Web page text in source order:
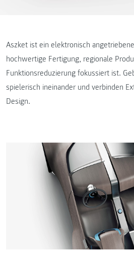
Aszket ist ein elektronisch
hochwertige Fertigung, regionale
Funktionsreduzierung fokussiert ist.
spielerisch ineinander und verbinden
Design.